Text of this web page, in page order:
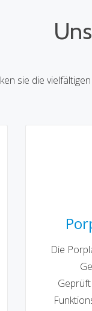
sie die
Die